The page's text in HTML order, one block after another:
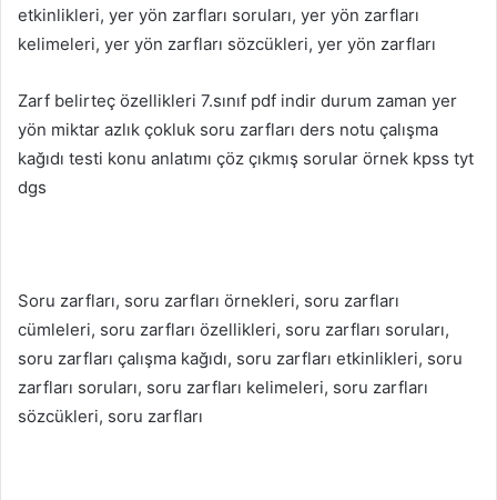
etkinlikleri, yer yön zarfları soruları, yer yön zarfları
kelimeleri, yer yön zarfları sözcükleri, yer yön zarfları
Zarf belirteç özellikleri 7.sınıf pdf indir durum zaman yer
yön miktar azlık çokluk soru zarfları ders notu çalışma
kağıdı testi konu anlatımı çöz çıkmış sorular örnek kpss tyt
dgs
Soru zarfları, soru zarfları örnekleri, soru zarfları
cümleleri, soru zarfları özellikleri, soru zarfları soruları,
soru zarfları çalışma kağıdı, soru zarfları etkinlikleri, soru
zarfları soruları, soru zarfları kelimeleri, soru zarfları
sözcükleri, soru zarfları